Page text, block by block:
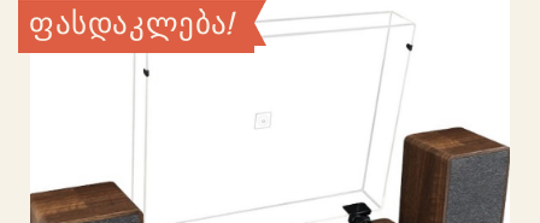
ფასდაკლება!